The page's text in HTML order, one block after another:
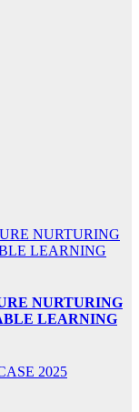
NURTURING
LEARNING